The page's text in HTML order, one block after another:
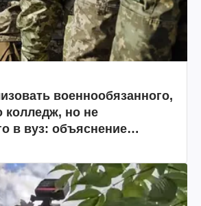
военнообязанного,
колледж, но не
в вуз: объяснение